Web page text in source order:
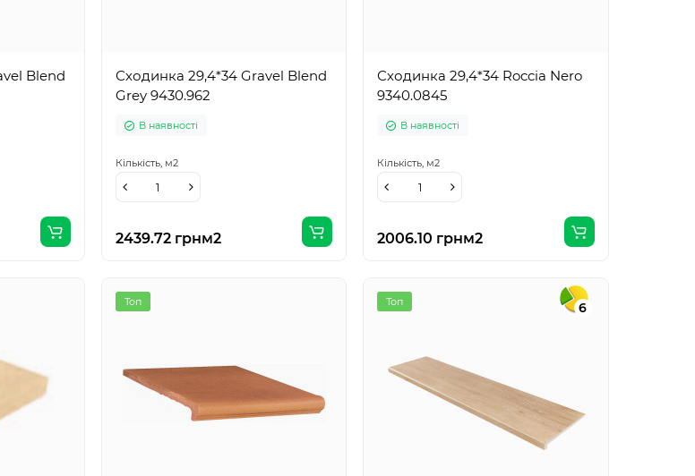
Blend
Сходинка 29,4*34 Gravel Blend
Grey 9430.962
В наявності
2439.72 грнм2
Кількість, м2
Сходинка 29,4*34 Roccia Nero
9340.0845
В наявності
2006.10 грнм2
Кількість, м2
Топ 6
Топ